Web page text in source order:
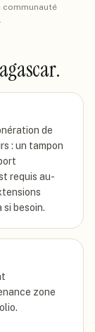
communauté
.
de
: un tampon
requis au-
besoin.
zone